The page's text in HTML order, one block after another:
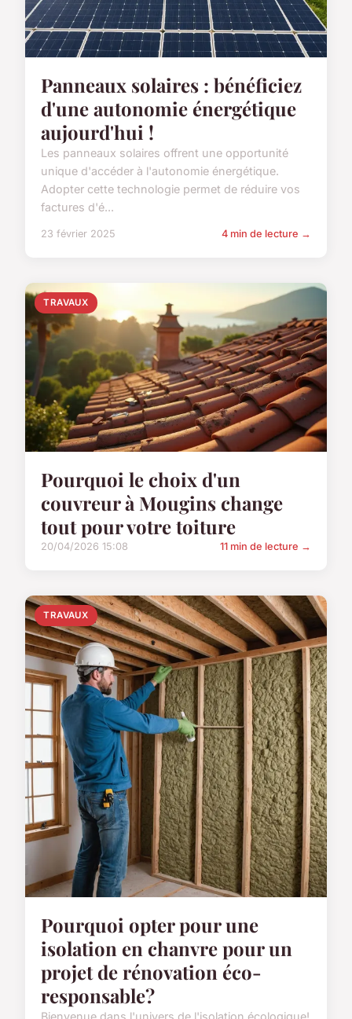
Panneaux solaires : bénéficiez
d'une autonomie énergétique
aujourd'hui !
Les panneaux solaires offrent une opportunité
unique d'accéder à l'autonomie énergétique.
Adopter cette technologie permet de réduire vos
factures d'é...
23 février 2025 4 min de lecture →
TRAVAUX
Pourquoi le choix d'un
couvreur à Mougins change
tout pour votre toiture
20/04/2026 15:08 11 min de lecture →
TRAVAUX
Pourquoi opter pour une
isolation en chanvre pour un
projet de rénovation éco-
responsable?